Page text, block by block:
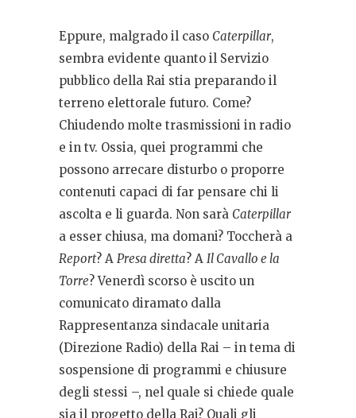
Eppure, malgrado il caso Caterpillar,
sembra evidente quanto il Servizio
pubblico della Rai stia preparando il
terreno elettorale futuro. Come?
Chiudendo molte trasmissioni in radio
e in tv. Ossia, quei programmi che
possono arrecare disturbo o proporre
contenuti capaci di far pensare chi li
ascolta e li guarda. Non sarà Caterpillar
a esser chiusa, ma domani? Toccherà a
Report? A Presa diretta? A Il Cavallo e la
Torre? Venerdì scorso è uscito un
comunicato diramato dalla
Rappresentanza sindacale unitaria
(Direzione Radio) della Rai – in tema di
sospensione di programmi e chiusure
degli stessi –, nel quale si chiede quale
sia il progetto della Rai? Quali gli